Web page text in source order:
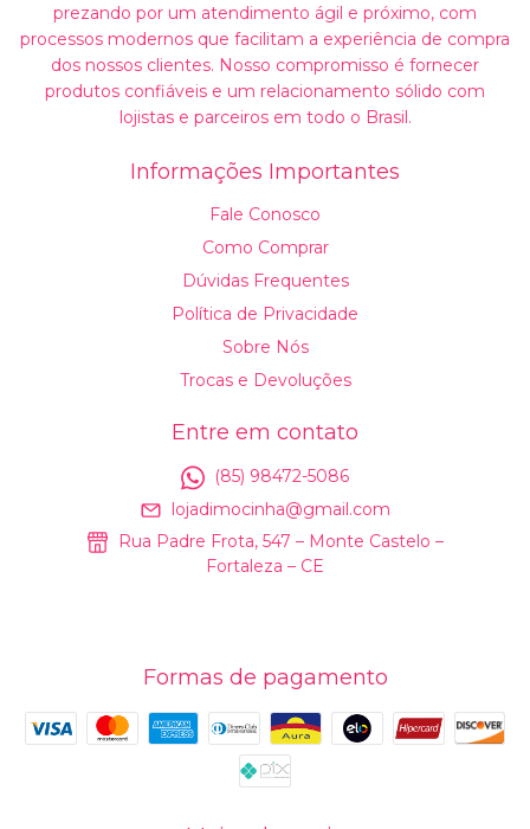
prezando por um atendimento ágil e próximo, com
processos modernos que facilitam a experiência de compra
dos nossos clientes. Nosso compromisso é fornecer
produtos confiáveis e um relacionamento sólido com
lojistas e parceiros em todo o Brasil.
Informações Importantes
Fale Conosco
Como Comprar
Dúvidas Frequentes
Política de Privacidade
Sobre Nós
Trocas e Devoluções
Entre em contato
(85) 98472-5086
lojadimocinha@gmail.com
Rua Padre Frota, 547 – Monte Castelo –
Fortaleza – CE
Formas de pagamento